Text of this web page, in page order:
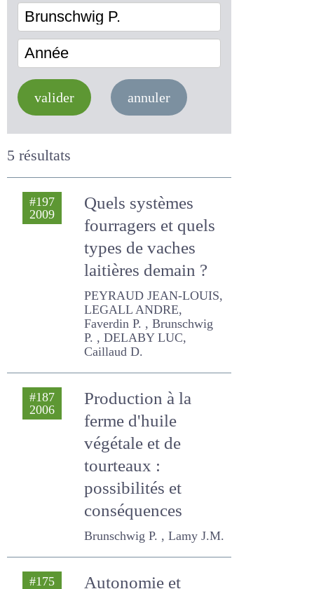
Brunschwig P.
valider annuler
5 résultats
#197
Quels systèmes
fourragers et quels
types de vaches
laitières demain ?
PEYRAUD JEAN-LOUIS,
LEGALL ANDRE, Faverdin P. ,
Brunschwig P. , DELABY
LUC, Caillaud D.
#187
2006
Production à la
ferme d'huile
végétale et de
tourteaux :
possibilités et
conséquences
Brunschwig P. , Lamy J.M.